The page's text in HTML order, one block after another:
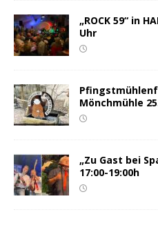
„ROCK 59“ in
Uhr
Mönchmühle
„Zu Gast bei
17:00-19:00h